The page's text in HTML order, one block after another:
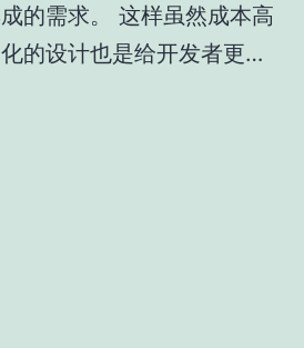
的需求。 这样虽然成本高
的设计也是给开发者更…